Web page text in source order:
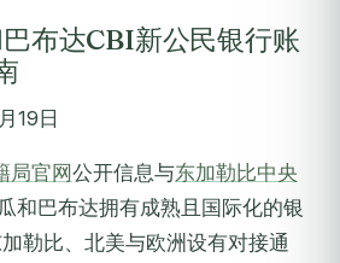
布达CBI新公民银行账
19日
局官网公开信息与东加勒比中央
和巴布达拥有成熟且国际化的银
勒比、北美与欧洲设有对接通